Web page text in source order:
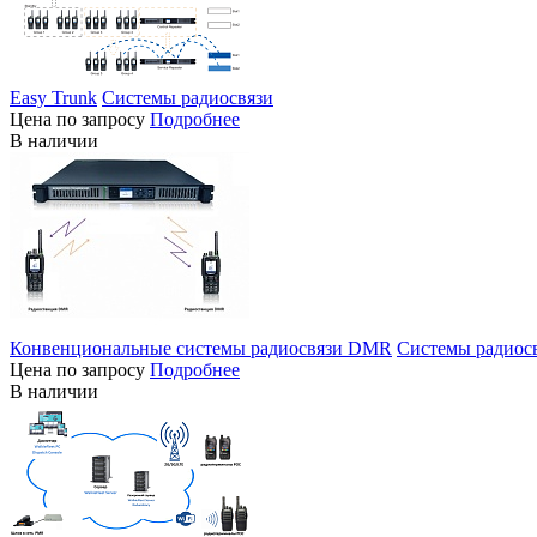
Easy Trunk Системы радиосвязи
Цена по запросу Подробнее
В наличии
Конвенциональные системы радиосвязи DMR Системы
Цена по запросу Подробнее
В наличии